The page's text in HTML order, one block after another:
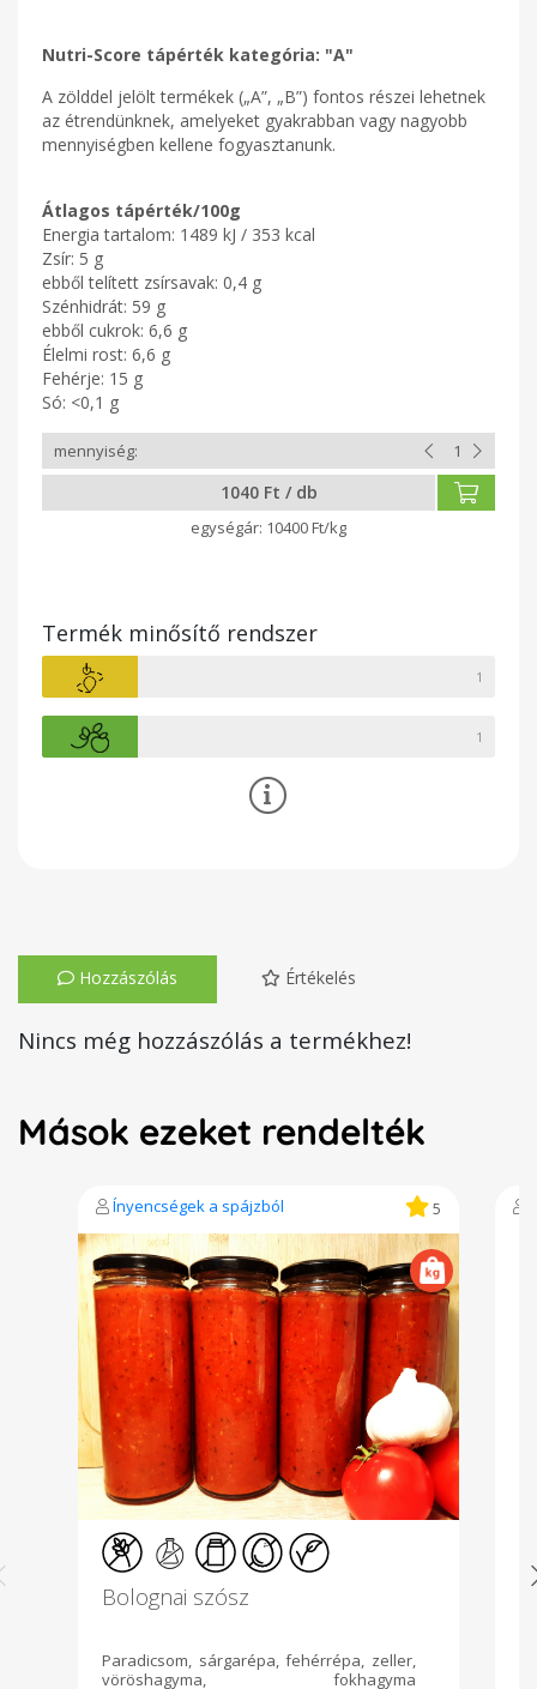
Nutri-Score tápérték kategória: "A"
A zölddel jelölt termékek („A”, „B”) fontos részei lehetnek
az étrendünknek, amelyeket gyakrabban vagy nagyobb
mennyiségben kellene fogyasztanunk.
Átlagos tápérték/100g
Energia tartalom: 1489 kJ / 353 kcal
Zsír: 5 g
ebből telített zsírsavak: 0,4 g
Szénhidrát: 59 g
ebből cukrok: 6,6 g
Élelmi rost: 6,6 g
Fehérje: 15 g
Só: <0,1 g
1040 Ft / db
10400 Ft/kg
Termék minősítő rendszer
1
1
Hozzászólás Értékelés
Nincs még hozzászólás a termékhez!
Mások ezeket rendelték
Ínyencségek a spájzból 5
Bolognai szósz
Paradicsom, sárgarépa, fehérrépa, zeller,
vöröshagyma, fokhagyma